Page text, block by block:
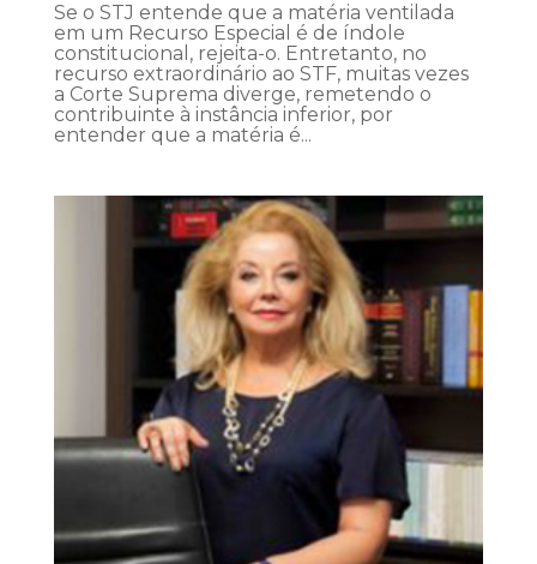
Se o STJ entende que a matéria ventilada
em um Recurso Especial é de índole
constitucional, rejeita-o. Entretanto, no
recurso extraordinário ao STF, muitas vezes
a Corte Suprema diverge, remetendo o
contribuinte à instância inferior, por
entender que a matéria é...